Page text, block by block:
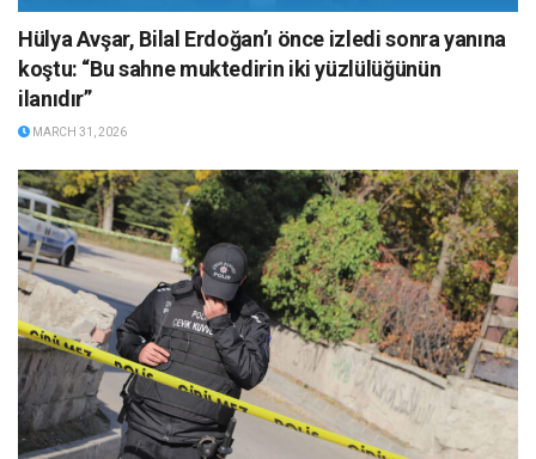
Hülya Avşar, Bilal Erdoğan’ı önce izledi sonra yanına
koştu: “Bu sahne muktedirin iki yüzlülüğünün
ilanıdır”
MARCH 31, 2026